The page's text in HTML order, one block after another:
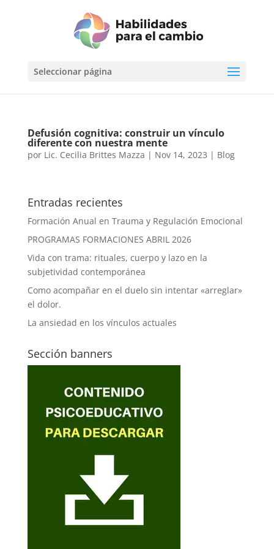
Seleccionar página
Defusión cognitiva: construir un vínculo
diferente con nuestra mente
por Lic. Cecilia Brittes Mazza | Nov 14, 2023 | Blog
Entradas recientes
Formación Anual en Trauma y Regulación Emocional
PROGRAMAS FORMACIONES ABRIL 2026
Vida con trama: rituales, cuerpo y lazo en la
subjetividad contemporánea
Como acompañar en el duelo sin intentar «arreglar»
el dolor.
La ansiedad en los vínculos actuales
Sección banners